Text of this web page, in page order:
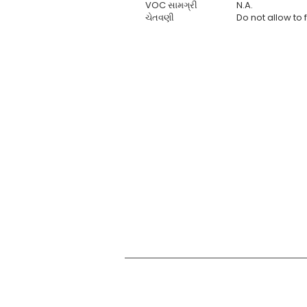
VOC સામગ્રી
ચેતવણી
N.A.
Do not allow to